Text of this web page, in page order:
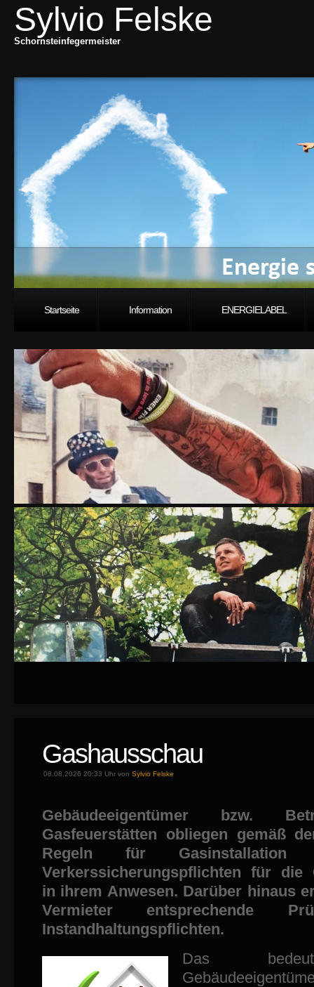
Sylvio Felske
Schornsteinfegermeister
Startseite Information ENERGIELABEL
Gashausschau
08.08.2026 20:33 Uhr von Sylvio Felske
Gebäudeeigentümer bzw.
Gasfeuerstätten obliegen gemäß
Regeln für Gasinstallation
Verkerssicherungspflichten für die
in ihrem Anwesen. Darüber hinaus
Vermieter entsprechende
Instandhaltungspflichten.
Das